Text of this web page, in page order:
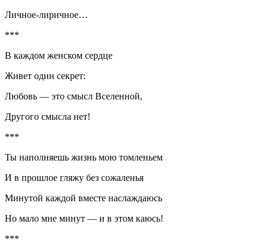
Личное-лиричное…
***
В каждом женском сердце
Живет один секрет:
Любовь — это смысл Вселенной,
Другого смысла нет!
***
Ты наполняешь жизнь мою томленьем
И в прошлое гляжу без сожаленья
Минутой каждой вместе наслаждаюсь
Но мало мне минут — и в этом каюсь!
***